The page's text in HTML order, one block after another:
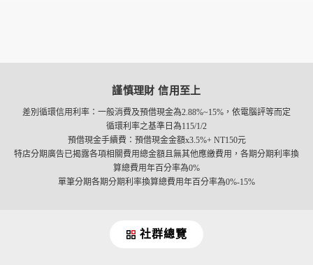
謹慎理財 信用至上
差別循環信用利率：一般消費及預借現金為2.88%~15%，依電腦評等而定
循環利率之基準日為115/1/2
預借現金手續費：預借現金金額x3.5%+ NT150元
特店分期廣告已揭露各項相關費用總金額且無其他應繳費用，各期分期利率換
算總費用年百分率為0%
單筆分期各期分期利率換算總費用年百分率為0%-15%
社群總覽